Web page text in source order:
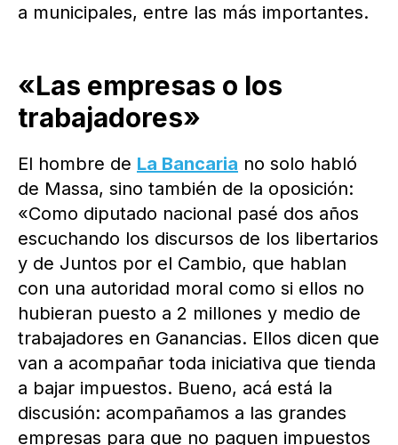
a municipales, entre las más importantes.
«Las empresas o los
trabajadores»
El hombre de La Bancaria no solo habló
de Massa, sino también de la oposición:
«Como diputado nacional pasé dos años
escuchando los discursos de los libertarios
y de Juntos por el Cambio, que hablan
con una autoridad moral como si ellos no
hubieran puesto a 2 millones y medio de
trabajadores en Ganancias. Ellos dicen que
van a acompañar toda iniciativa que tienda
a bajar impuestos. Bueno, acá está la
discusión: acompañamos a las grandes
empresas para que no paguen impuestos